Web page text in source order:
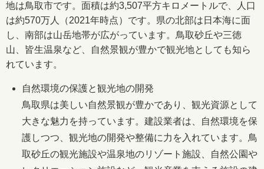
地は鳥取市です。面積は約3,507平方キロメートルで、人口
は約570万人（2021年時点）です。県の北部は日本海に面
し、南部は山岳地帯が広がっています。鳥取砂丘や三徳
山、皆生温泉など、自然景観が豊かで観光地としても知ら
れています。
自然環境の保護と観光地の開発
鳥取県は美しい自然景観が豊かであり、観光資源として
大きな魅力を持っています。建設業者は、自然環境を保
護しつつ、観光地の開発や整備に力を入れています。鳥
取砂丘の観光施設や温泉地のリゾート施設、自然公園や